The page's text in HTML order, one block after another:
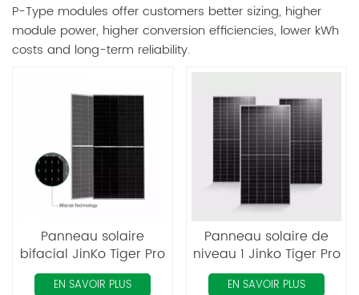
P-Type modules offer customers better sizing, higher
module power, higher conversion efficiencies, lower kWh
costs and long-term reliability.
Panneau solaire
bifacial JinKo Tiger Pro
550W
EN SAVOIR PLUS
Panneau solaire de
niveau 1 Jinko Tiger Pro
72HC 535-555 watts
EN SAVOIR PLUS